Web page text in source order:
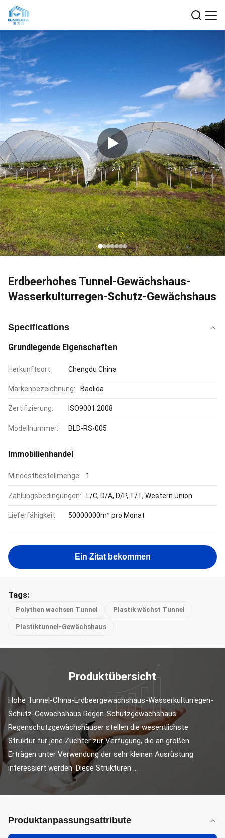
Erdbeerhohes Tunnel-Gewächshaus-
Wasserkulturregen-Schutz-Gewächshaus
Specifications
Grundlegende Eigenschaften
Herkunftsort: Chengdu China
Markenbezeichnung: Baolida
Zertifizierung: ISO9001:2008
Modellnummer: BLD-RS-005
Immobilienhandel
Mindestbestellmenge: 1
Zahlungsbedingungen: L/C, D/A, D/P, T/T, Western Union
Lieferfähigkeit: 50000000m² pro Monat
Ein Zitat bekommen
Tags:
Polythen wachsen Tunnel Plastik wächst Tunnel
Plastiktunnel-Gewächshaus
Produktübersicht
Hohe Tunnel-China-Erdbeergewächshaus-Wasserkulturregen-
Schutz-Gewächshaus Regen-Schutzgewächshaus
Regenschutzgewächshäuser stellen die wesentlichste
Struktur für jene Züchter zur Verfügung, die an großen
Erträgen unter Verwendung der sehr kleinen Ausrüstung
interessiert werden. Diese Strukturen ...
Produktanpassungsattribute